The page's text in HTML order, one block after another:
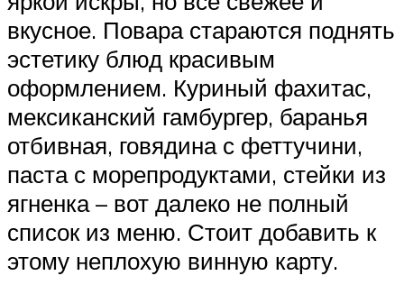
вкусное. Повара стараются поднять
эстетику блюд красивым
оформлением. Куриный фахитас,
мексиканский гамбургер, баранья
отбивная, говядина с феттучини,
паста с морепродуктами, стейки из
ягненка – вот далеко не полный
список из меню. Стоит добавить к
этому неплохую винную карту.